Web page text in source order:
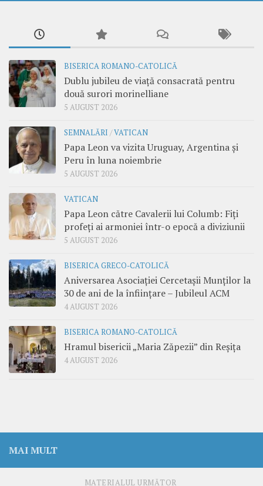
BISERICA ROMANO-CATOLICĂ
Dublu jubileu de viață consacrată pentru
două surori morinelliane
5 AUGUST 2026
SEMNALĂRI /VATICAN
Papa Leon va vizita Uruguay, Argentina și
Peru în luna noiembrie
5 AUGUST 2026
VATICAN
Papa Leon către Cavalerii lui Columb: Fiți
profeți ai armoniei într-o epocă a diviziunii
5 AUGUST 2026
BISERICA GRECO-CATOLICĂ
Aniversarea Asociației Cercetașii Munților la
30 de ani de la înființare – Jubileul ACM
4 AUGUST 2026
BISERICA ROMANO-CATOLICĂ
Hramul bisericii „Maria Zăpezii” din Reșița
4 AUGUST 2026
MAI MULT
MATERIALUL URMĂTOR